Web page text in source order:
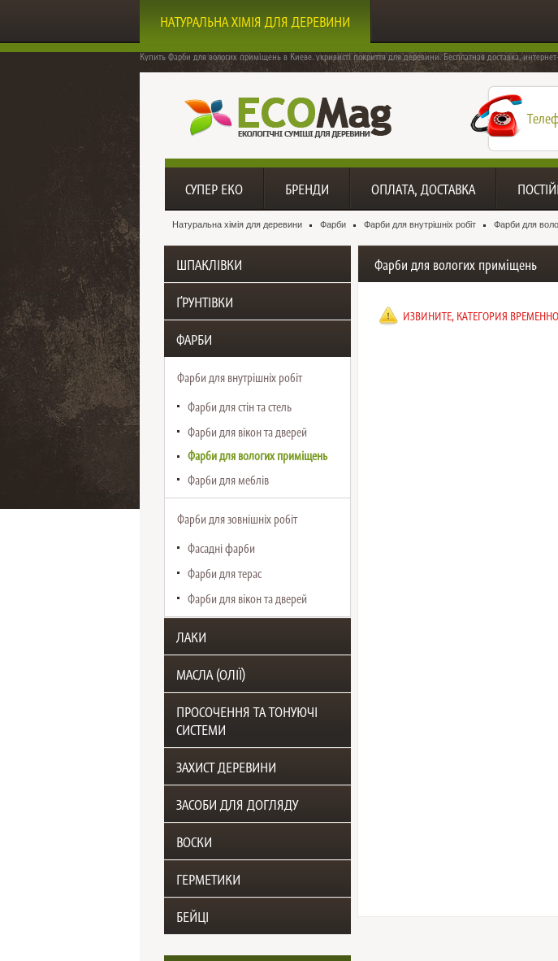
НАТУРАЛЬНА ХІМІЯ ДЛЯ ДЕРЕВИНИ
Купить Фарби для вологих приміщень в Киеве. укривисті покриття для деревини. Бесплатная доставка,
СУПЕР ЕКО БРЕНДИ ОПЛАТА, ДОСТАВКА
Натуральна хімія для деревини Фарби Фарби для внутрішніх робіт Фарби для
Фарби для вологих приміщень
ИЗВИНИТЕ, КАТЕГОРИЯ
ШПАКЛІВКИ
ҐРУНТІВКИ
ФАРБИ
Фарби для внутрішніх робіт
Фарби для стін та стель
Фарби для вікон та дверей
Фарби для вологих приміщень
Фарби для меблів
Фарби для зовнішніх робіт
Фасадні фарби
Фарби для терас
Фарби для вікон та дверей
ЛАКИ
МАСЛА (ОЛІЇ)
ПРОСОЧЕННЯ ТА ТОНУЮЧІ
СИСТЕМИ
ЗАХИСТ ДЕРЕВИНИ
ЗАСОБИ ДЛЯ ДОГЛЯДУ
ВОСКИ
ГЕРМЕТИКИ
БЕЙЦІ